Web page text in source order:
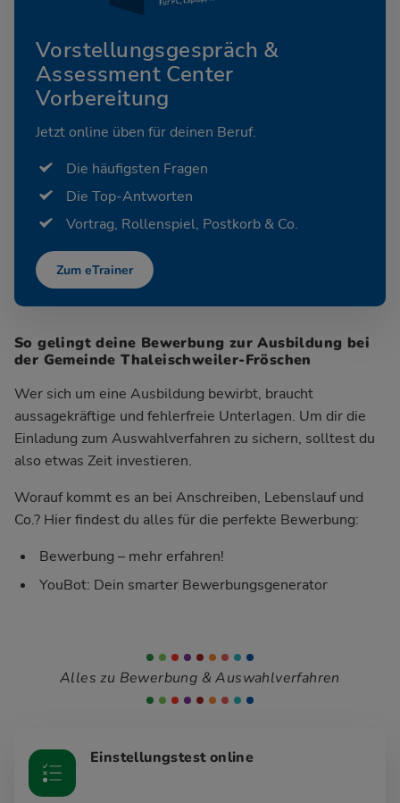
Vorstellungsgespräch &
Assessment Center
Vorbereitung
Jetzt online üben für deinen Beruf.
Die häufigsten Fragen
Die Top-Antworten
Vortrag, Rollenspiel, Postkorb & Co.
Zum eTrainer
So gelingt deine Bewerbung zur Ausbildung bei
der Gemeinde Thaleischweiler-Fröschen
Wer sich um eine Ausbildung bewirbt, braucht
aussagekräftige und fehlerfreie Unterlagen. Um dir die
Einladung zum Auswahlverfahren zu sichern, solltest du
also etwas Zeit investieren.
Worauf kommt es an bei Anschreiben, Lebenslauf und
Co.? Hier findest du alles für die perfekte Bewerbung:
Bewerbung – mehr erfahren!
YouBot: Dein smarter Bewerbungsgenerator
Alles zu Bewerbung & Auswahlverfahren
Einstellungstest online